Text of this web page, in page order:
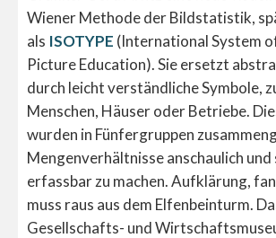
Wiener Methode der Bildstatistik,
als ISOTYPE (International System
Picture Education). Sie ersetzt
durch leicht verständliche Symbole,
Menschen, Häuser oder Betriebe.
wurden in Fünfergruppen
Mengenverhältnisse anschaulich und
erfassbar zu machen. Aufklärung,
muss raus aus dem Elfenbeinturm.
Gesellschafts- und